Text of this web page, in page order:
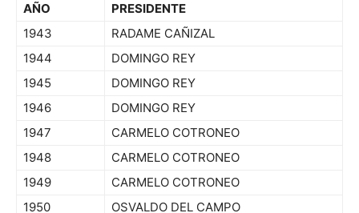
AÑO
PRESIDENTE
1943
RADAME CAÑIZAL
1944
DOMINGO REY
1945
DOMINGO REY
1946
DOMINGO REY
1947
CARMELO COTRONEO
1948
CARMELO COTRONEO
1949
CARMELO COTRONEO
1950
OSVALDO DEL CAMPO